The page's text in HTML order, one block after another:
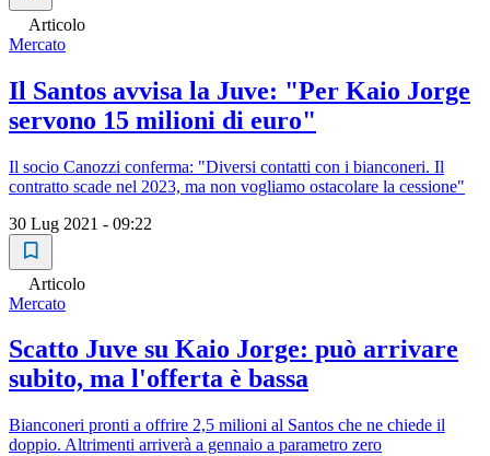
Articolo
Mercato
Il Santos avvisa la Juve: "Per Kaio Jorge
servono 15 milioni di euro"
Il socio Canozzi conferma: "Diversi contatti con i bianconeri. Il
contratto scade nel 2023, ma non vogliamo ostacolare la cessione"
30 Lug 2021 - 09:22
Articolo
Mercato
Scatto Juve su Kaio Jorge: può arrivare
subito, ma l'offerta è bassa
Bianconeri pronti a offrire 2,5 milioni al Santos che ne chiede il
doppio. Altrimenti arriverà a gennaio a parametro zero